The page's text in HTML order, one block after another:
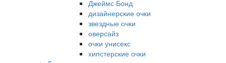
Джеймс Бонд
дизайнерские очки
звездные очки
оверсайз
очки унисекс
хипстерские очки